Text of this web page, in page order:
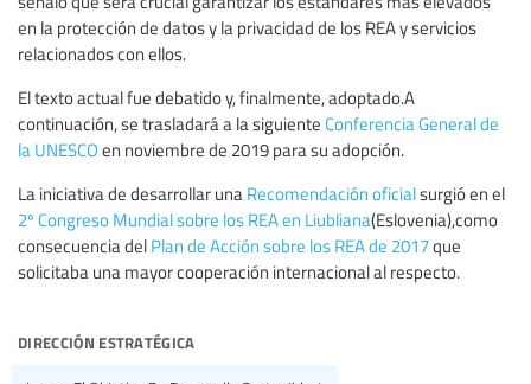
en la protección de datos y la privacidad de los REA y servicios
relacionados con ellos.
El texto actual fue debatido y, finalmente, adoptado.A
continuación, se trasladará a la siguiente Conferencia General de
la UNESCO en noviembre de 2019 para su adopción.
La iniciativa de desarrollar una Recomendación oficialsurgió en el
2º Congreso Mundial sobre los REA en Liubliana(Eslovenia),como
consecuencia del Plan de Acción sobre los REA de 2017que
solicitaba una mayor cooperación internacional al respecto.
dirección estratégica